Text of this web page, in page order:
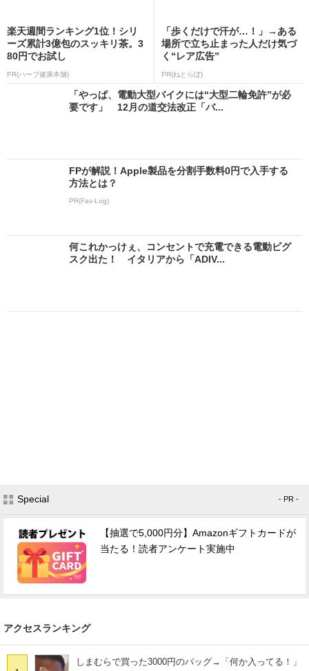
楽天週間ランキング1位！シリ
ーズ累計3億包のスッキリ茶。3
80円でお試し
PR(ハーブ健康本舗)
「歩くだけで汗が…！」→ある
場所で立ち止まった人だけ気づ
く“レア広告”
PR(ねとらぼ)
「やっぱ、電動大型バイクには“大型二輪免許”が必
要です」 12月の道交法改正「バ...
FPが解説！Apple製品を分割手数料0円で入手する
方法とは？
PR(Fav-Log)
何これかっけぇ、コンセントで充電できる電動ビグ
スク出た！ イタリアから「ADIV...
Special - PR -
【抽選で5,000円分】Amazonギフトカードが
当たる！読者アンケート実施中
アクセスランキング
しまむらで買った3000円のバッグ→「何か入ってる！」